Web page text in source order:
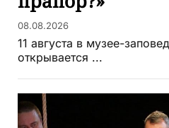
08.08.2026
11 августа в музее-
открывается ...